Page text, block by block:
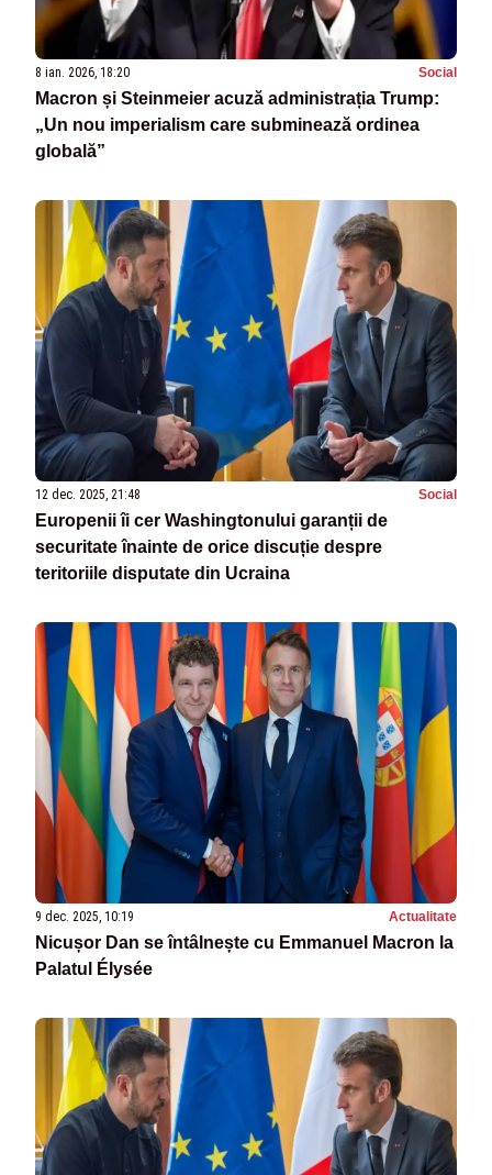
8 ian. 2026, 18:20 Social
Macron și Steinmeier acuză administrația Trump:
„Un nou imperialism care subminează ordinea
globală”
12 dec. 2025, 21:48 Social
Europenii îi cer Washingtonului garanții de
securitate înainte de orice discuție despre
teritoriile disputate din Ucraina
9 dec. 2025, 10:19 Actualitate
Nicușor Dan se întâlnește cu Emmanuel Macron la
Palatul Élysée